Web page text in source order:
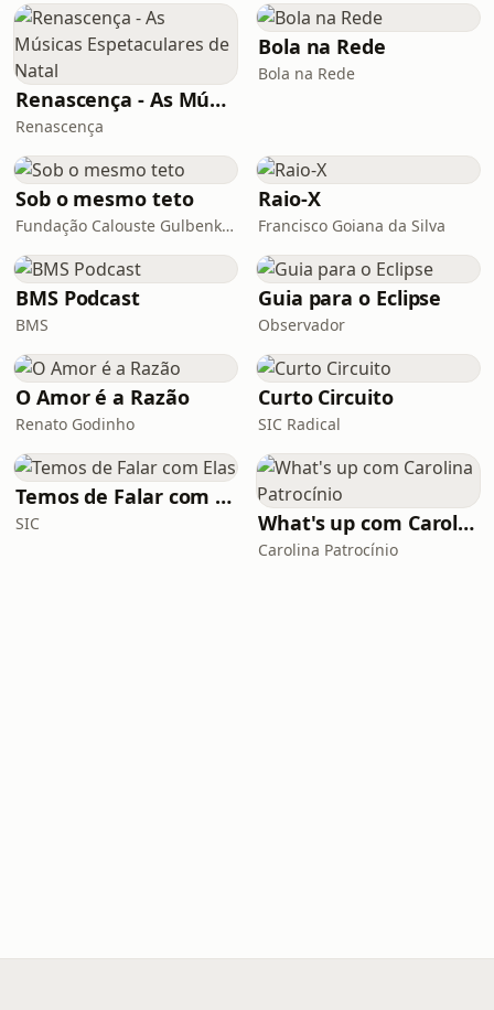
Renascença - As Músicas Espetaculares de Natal
Renascença
Bola na Rede
Bola na Rede
Sob o mesmo teto
Fundação Calouste Gulbenkian
Raio-X
Francisco Goiana da Silva
BMS Podcast
BMS
Guia para o Eclipse
Observador
O Amor é a Razão
Renato Godinho
Curto Circuito
SIC Radical
Temos de Falar com Elas
SIC What's up com Carolina Patrocínio
Carolina Patrocínio